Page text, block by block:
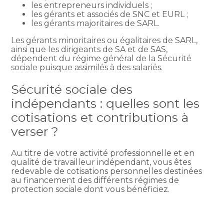
les entrepreneurs individuels ;
les gérants et associés de SNC et EURL ;
les gérants majoritaires de SARL.
Les gérants minoritaires ou égalitaires de SARL,
ainsi que les dirigeants de SA et de SAS,
dépendent du régime général de la Sécurité
sociale puisque assimilés à des salariés.
Sécurité sociale des
indépendants : quelles sont les
cotisations et contributions à
verser ?
Au titre de votre activité professionnelle et en
qualité de travailleur indépendant, vous êtes
redevable de cotisations personnelles destinées
au financement des différents régimes de
protection sociale dont vous bénéficiez.